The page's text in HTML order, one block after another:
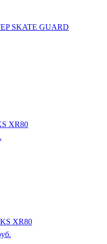
SKATE GUARD
XR80
XR80